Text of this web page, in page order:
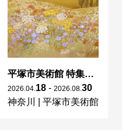
平塚市美術館 特集展 花の表現、その多様性／特別展示 新収蔵品展
2026 04 18 - 2026 08 30
神奈川
平塚市美術館